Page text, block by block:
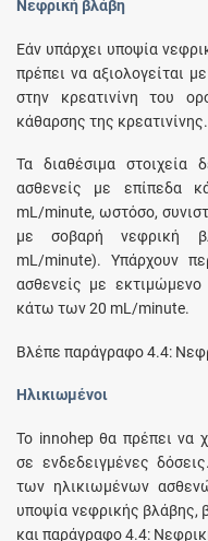
Νεφρική βλάβη
Εάν υπάρχει υποψία
πρέπει να αξιολογείται
στην κρεατινίνη του
κάθαρσης της κρεατινίνης.
Τα διαθέσιμα στοιχεία
ασθενείς με επίπεδα
mL/minute, ωστόσο,
με σοβαρή νεφρική
mL/minute). Υπάρχουν
ασθενείς με εκτιμώμενο
κάτω των 20 mL/minute.
Βλέπε παράγραφο 4.4:
Ηλικιωμένοι
Το innohep θα πρέπει να
σε ενδεδειγμένες
των ηλικιωμένων
υποψία νεφρικής
και παράγραφο 4.4: